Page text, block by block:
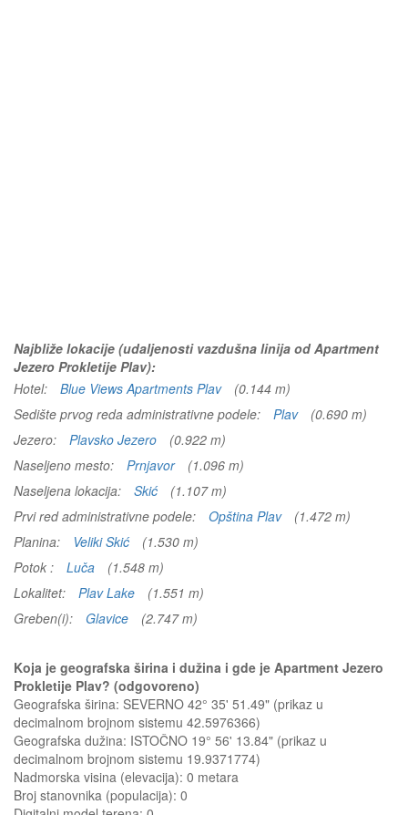
Najbliže lokacije (udaljenosti vazdušna linija od Apartment
Jezero Prokletije Plav):
Hotel:
Blue Views Apartments Plav
(0.144 m)
Sedište prvog reda administrativne podele:
Plav
(0.690 m)
Jezero:
Plavsko Jezero
(0.922 m)
Naseljeno mesto:
Prnjavor
(1.096 m)
Naseljena lokacija:
Skić
(1.107 m)
Prvi red administrativne podele:
Opština Plav
(1.472 m)
Planina:
Veliki Skić
(1.530 m)
Potok :
Luča
(1.548 m)
Lokalitet:
Plav Lake
(1.551 m)
Greben(i):
Glavice (2.747 m)
Koja je geografska širina i dužina i gde je Apartment Jezero
Prokletije Plav? (odgovoreno)
Geografska širina: SEVERNO 42° 35' 51.49" (prikaz u
decimalnom brojnom sistemu 42.5976366)
Geografska dužina: ISTOČNO 19° 56' 13.84" (prikaz u
decimalnom brojnom sistemu 19.9371774)
Nadmorska visina (elevacija): 0 metara
Broj stanovnika (populacija): 0